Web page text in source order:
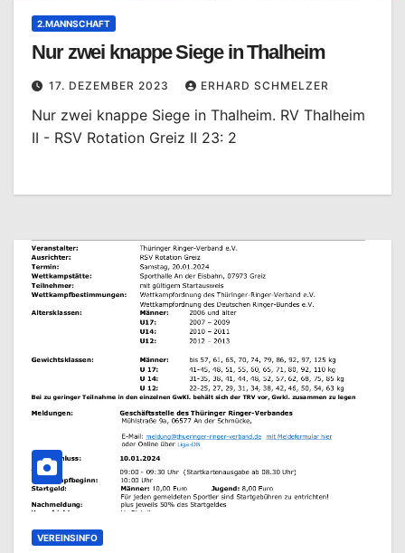
2.MANNSCHAFT
Nur zwei knappe Siege in Thalheim
17. DEZEMBER 2023 ERHARD SCHMELZER
Nur zwei knappe Siege in Thalheim. RV Thalheim
II - RSV Rotation Greiz II 23: 2
VEREINSINFO